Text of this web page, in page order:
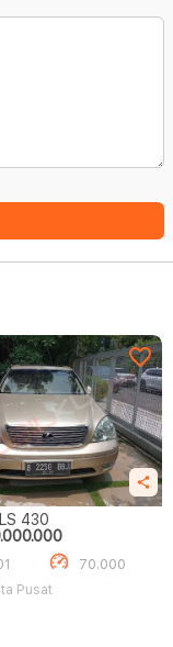
LEXUS LS 430
70.000
Pusat